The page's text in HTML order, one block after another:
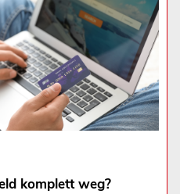
komplett weg?